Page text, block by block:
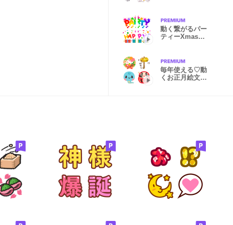
動く繋がるパー
ティーXmasお
毎年使える♡動
くお正月絵文字